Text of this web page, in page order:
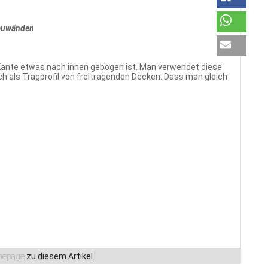
etwas nach innen gebogen ist. Man verwendet diese
als Tragprofil von freitragenden Decken. Dass man gleich
zu diesem Artikel.